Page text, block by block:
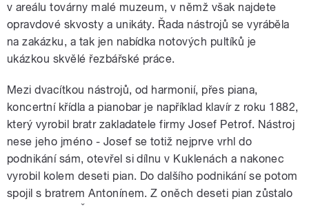
v areálu továrny malé muzeum, v němž však najdete
opravdové skvosty a unikáty. Řada nástrojů se vyráběla
na zakázku, a tak jen nabídka notových pultíků je
ukázkou skvělé řezbářské práce.
Mezi dvacítkou nástrojů, od harmonií, přes piana,
koncertní křídla a pianobar je například klavír z roku 1882,
který vyrobil bratr zakladatele firmy Josef Petrof. Nástroj
nese jeho jméno - Josef se totiž nejprve vrhl do
podnikání sám, otevřel si dílnu v Kuklenách a nakonec
vyrobil kolem deseti pian. Do dalšího podnikání se potom
spojil s bratrem Antonínem. Z oněch deseti pian zůstalo